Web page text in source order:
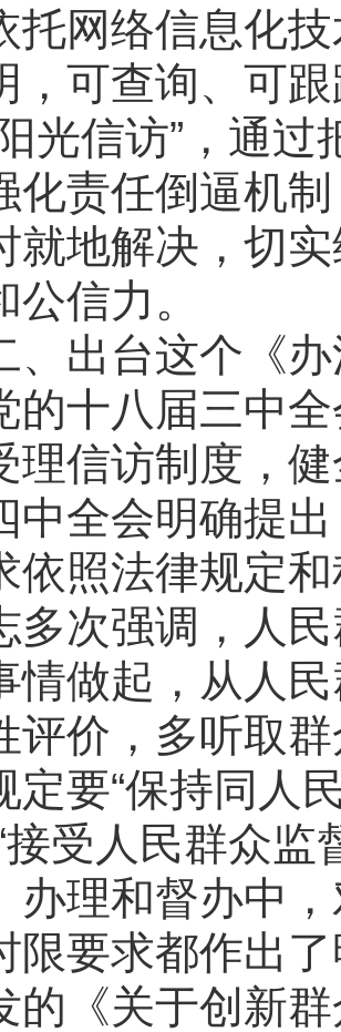
托网络信息化
，可查询、可
光信访”，通
化责任倒逼机
就地解决，切
公信力。
台这个《办
八届三中全
理信访制度，
中全会明确提
依照法律规定
多次强调，人
情做起，从人
评价，多听取
定要“保持同人
接受人民群众
办理和督办中
限要求都作出
的《关于创新